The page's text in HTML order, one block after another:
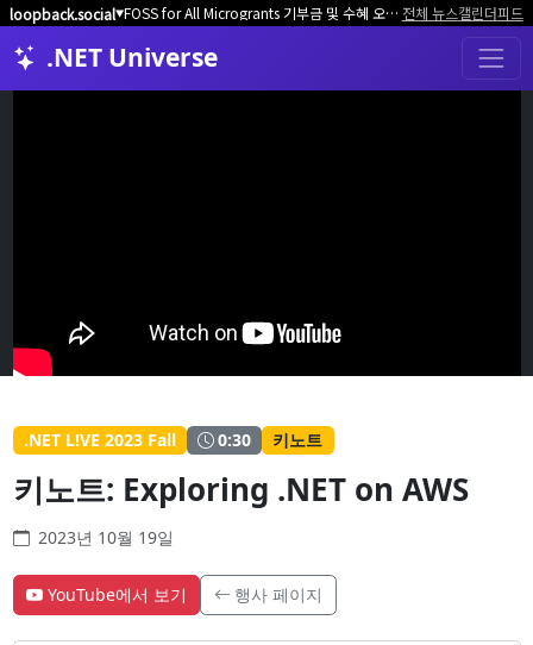
loopback.social▼ FOSS for All Microgrants 기부금 및 수혜 오픈소스 프로젝트/커뮤니티 모집 전체 뉴스캘린더피드
.NET Universe
.NET L!VE 2023 Fall 0:30 키노트
키노트: Exploring .NET on AWS
2023년 10월 19일
YouTube에서 보기 행사 페이지